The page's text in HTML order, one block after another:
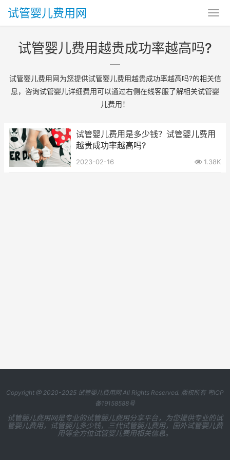
试管婴儿费用网
试管婴儿费用越贵成功率越高吗?
试管婴儿费用网为您提供试管婴儿费用越贵成功率越高吗?的相关信
息，咨询试管婴儿详细费用可以通过右侧在线客服了解相关试管婴
儿费用！
试管婴儿费用是多少钱？试管婴儿费用
越贵成功率越高吗?
2023-02-16 1.38K
Copyright @ 2020-2025 试管婴儿费用网All Rights Reserved. 版权所有 粤ICP
备19158588号
试管婴儿费用网是专业的试管婴儿费用分享平台，为您提供专业的试
管婴儿费用，试管婴儿多少钱，三代试管婴儿费用，国外试管婴儿费
用等全方位试管婴儿费用相关信息。